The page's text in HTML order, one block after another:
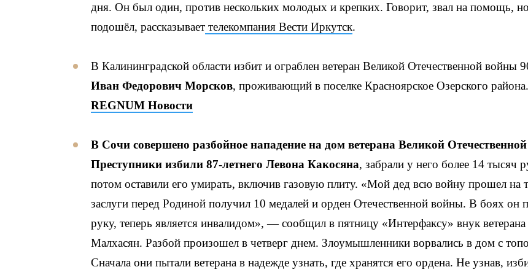
дня. Он был один, против нескольких молодых и крепких. Говорит, звал на помощь,
подошёл, рассказывает телекомпания Вести Иркутск.
В Калининградской области избит и ограблен ветеран Великой Отечественной войны
Иван Федорович Морсков, проживающий в поселке Красноярское Озерского района.
REGNUM Новости
В Сочи совершено разбойное нападение на дом ветерана Великой
Преступники избили 87-летнего Левона Какосяна, забрали у него более 14 тысяч
потом оставили его умирать, включив газовую плиту. «Мой дед всю войну прошел на
заслуги перед Родиной получил 10 медалей и орден Отечественной войны. В боях он
руку, теперь является инвалидом», — сообщил в пятницу «Интерфаксу» внук
Малхасян. Разбой произошел в четверг днем. Злоумышленники ворвались в дом с
Сначала они пытали ветерана в надежде узнать, где хранятся его ордена. Не узнав,